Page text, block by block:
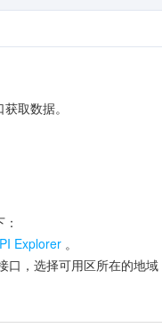
取数据。
Explorer 。
口，选择可用区所在的地